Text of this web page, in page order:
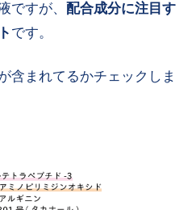
ですが、 配合成分に注目す
です。
含まれてるかチェックしま